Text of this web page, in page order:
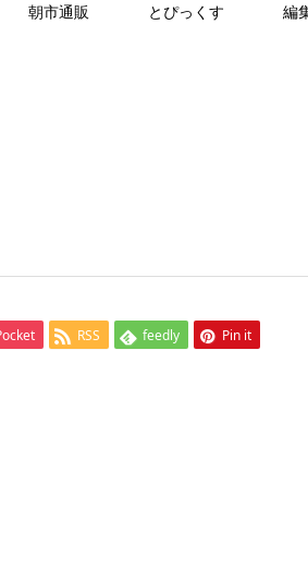
朝市通販 とぴっくす 編
RSS feedly Pin it